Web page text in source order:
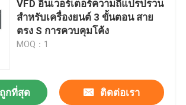
ลังงานแสงอาทิตย์แบบไฮบริด
VFD อินเวอร์เตอร์ความถี่แปรปรวน
สําหรับเครื่องยนต์ 3 ขั้นตอน สาย
ตรง S การควบคุมโค้ง
MOQ：1
กที่สุด ติดต่อเรา